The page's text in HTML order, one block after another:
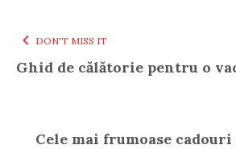
DON'T MISS IT
Ghid de călătorie pentru o
Cele mai frumoase